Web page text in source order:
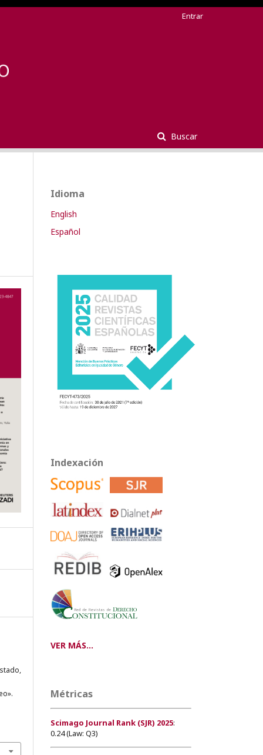
Buscar
Entrar
Idioma
English
Español
Indexación
VER MÁS...
Métricas
Scimago Journal Rank (SJR) 2025:
0.24 (Law: Q3)